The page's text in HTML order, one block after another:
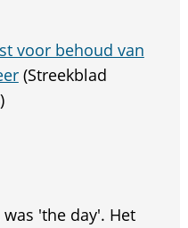
voor behoud van
(Streekblad
'the day'. Het